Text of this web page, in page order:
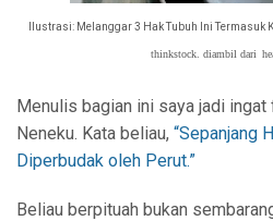
Ilustrasi: Melanggar 3 Hak Tubuh IniTermasuk
thinkstock. diambil dari
Menulis bagian ini saya jadi
Neneku. Kata beliau, “Sepanjang
Diperbudak oleh Perut.”
Beliau berpituah bukan